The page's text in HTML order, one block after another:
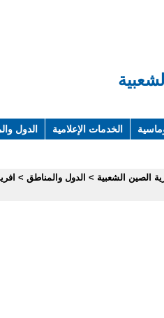
الخدمات الإعلامية الدول
الصين الشعبية > الدول والمناطق >